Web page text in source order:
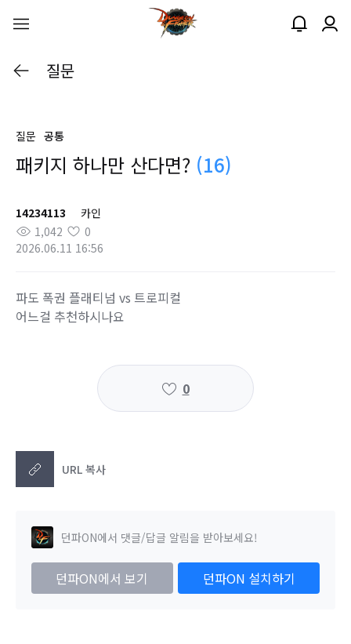
질문
질문 공통
패키지 하나만 산다면? (16)
14234113
카인
1,042
0
2026.06.11 16:56
파도 폭권 플래티넘 vs 트로피컬
어느걸 추천하시나요
0
URL 복사
던파ON에서 댓글/답글 알림을 받아보세요!
던파ON에서 보기 던파ON 설치하기